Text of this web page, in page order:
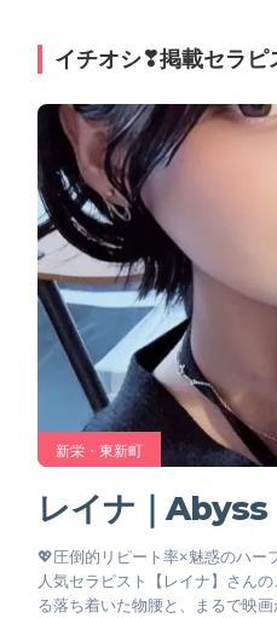
イチオシ❣掲載セラピ
新栄・東新町
レイナ｜Abyss
💖圧倒的リピート率×魅惑のハー
人気セラピスト【レイナ】さん
る落ち着いた物腰と、まるで映